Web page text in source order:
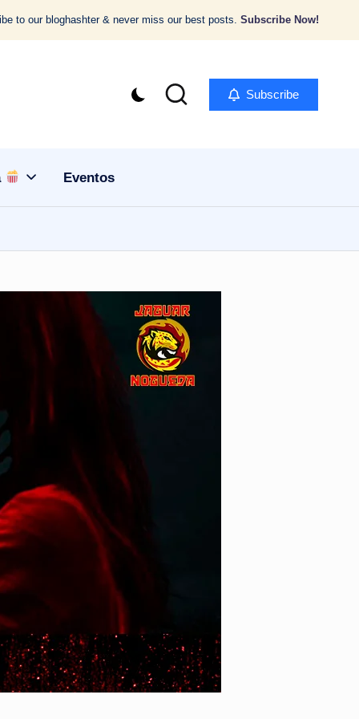
to our bloghashter & never miss our best posts. Subscribe Now!
Subscribe
Eventos